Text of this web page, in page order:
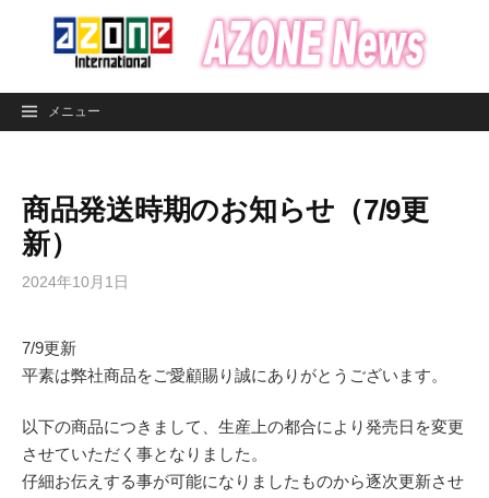
ン
メニュー
商品発送時期のお知らせ（7/9更
新）
2024年10月1日
7/9更新
平素は弊社商品をご愛顧賜り誠にありがとうございます。
以下の商品につきまして、生産上の都合により発売日を変更
させていただく事となりました。
仔細お伝えする事が可能になりましたものから逐次更新させ